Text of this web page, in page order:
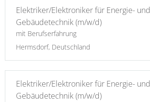
Elektriker/Elektroniker für Energie- und
Gebäudetechnik (m/w/d)
mit Berufserfahrung
Hermsdorf, Deutschland
Elektriker/Elektroniker für Energie- und
Gebäudetechnik (m/w/d)